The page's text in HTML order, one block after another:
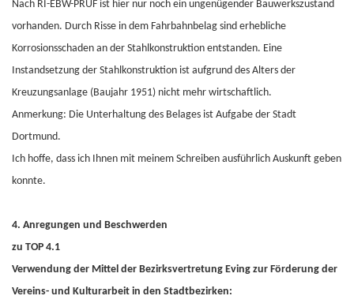
Nach RI-EBW-PRÜF ist hier nur noch ein ungenügender Bauwerkszustand
vorhanden. Durch Risse in dem Fahrbahnbelag sind erhebliche
Korrosionsschaden an der Stahlkonstruktion entstanden. Eine
Instandsetzung der Stahlkonstruktion ist aufgrund des Alters der
Kreuzungsanlage (Baujahr 1951) nicht mehr wirtschaftlich.
Anmerkung: Die Unterhaltung des Belages ist Aufgabe der Stadt
Dortmund.
Ich hoffe, dass ich Ihnen mit meinem Schreiben ausführlich Auskunft geben
konnte.
4. Anregungen und Beschwerden
zu TOP 4.1
Verwendung der Mittel der Bezirksvertretung Eving zur Förderung der
Vereins- und Kulturarbeit in den Stadtbezirken: